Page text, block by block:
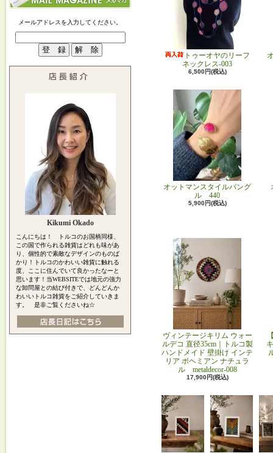
メールアドレスを入力してください。
Kikumi Okado
こんにちは！ トルコのお国柄同様、
この国で作られる雑貨はどれも味があ
り、個性的で素敵なデザインのものば
かり！トルコのかわいい雑貨に触れる
度、ここに住んでいて良かったなーと
思います！当WEBSITEでは地元の強力
な卸問屋との結び付きで、どんどんか
わいいトルコ雑貨をご紹介していきま
す。 是非ご覧くださいね☆
トゥーオヤのリーフ
ネックレス-003
6,500円(税込)
オットマンスタイルバング
ル 440
5,900円(税込)
ヴィンテージキリム ウォー
ルデコ 直径35cm｜トルコ製
ハンドメイド 壁掛け インテ
リア ボヘミアン ナチュラ
ル metaldecor-008
17,900円(税込)